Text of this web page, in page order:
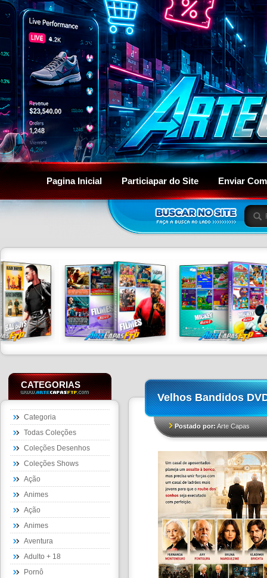
Pagina Inicial Particiapar do Site Enviar
CATEGORIAS
Categoria
Todas Coleções
Coleções Desenhos
Coleções Shows
Ação
Animes
Ação
Animes
Aventura
Adulto + 18
Pornô
Velhos Bandidos
Postado por:Arte Capas